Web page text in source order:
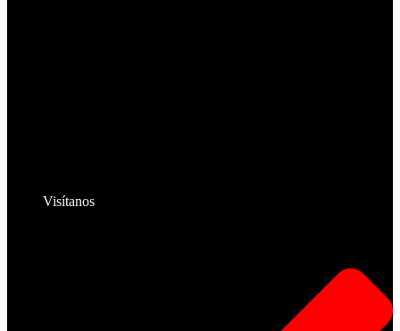
Visítanos